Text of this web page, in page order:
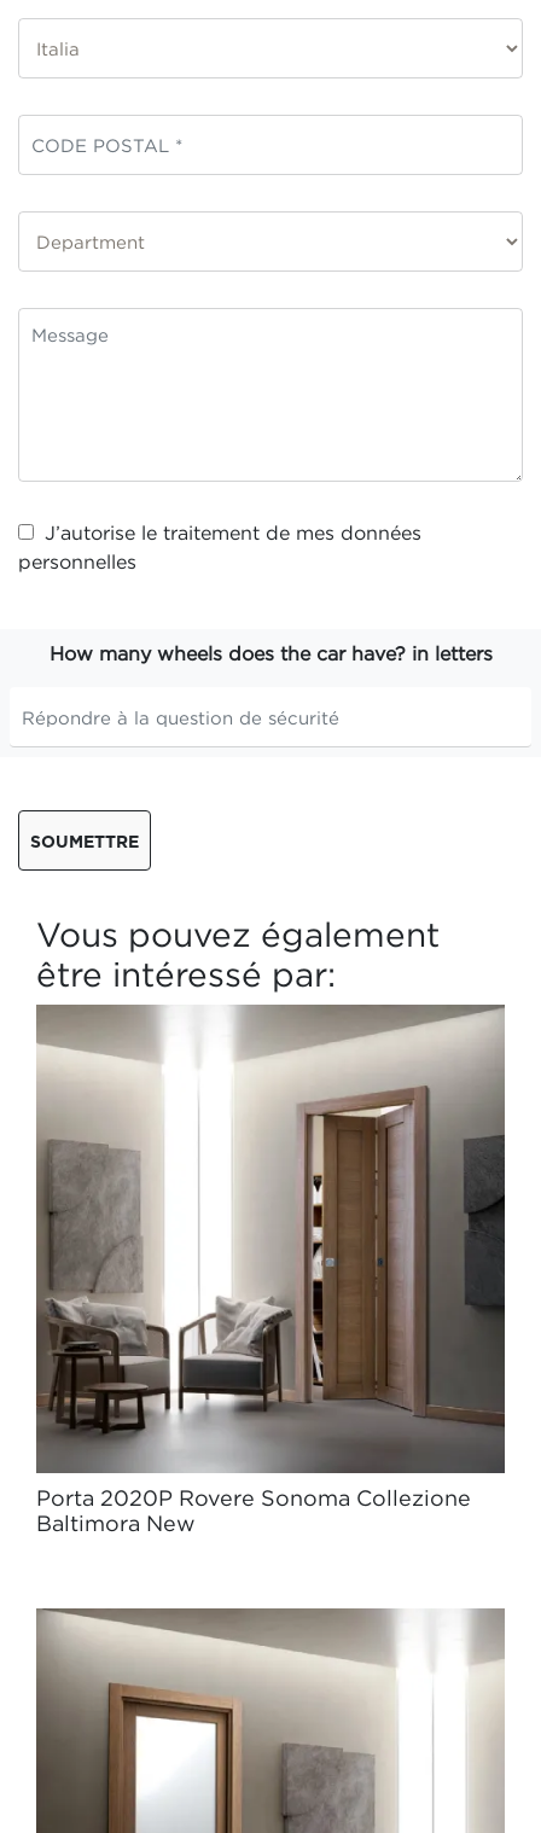
J’autorise le traitement de mes données
personnelles
How many wheels does the car have? in letters
SOUMETTRE
Vous pouvez également
être intéressé par:
Porta 2020P Rovere Sonoma Collezione
Baltimora New